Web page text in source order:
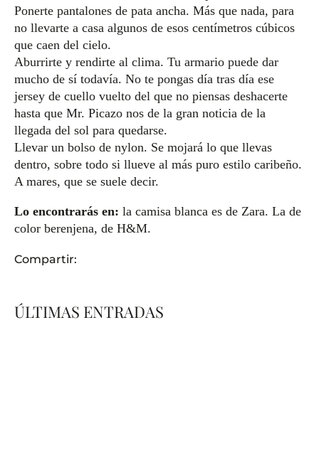
Ponerte pantalones de pata ancha. Más que nada, para
no llevarte a casa algunos de esos centímetros cúbicos
que caen del cielo.
Aburrirte y rendirte al clima. Tu armario puede dar
mucho de sí todavía. No te pongas día tras día ese
jersey de cuello vuelto del que no piensas deshacerte
hasta que Mr. Picazo nos de la gran noticia de la
llegada del sol para quedarse.
Llevar un bolso de nylon. Se mojará lo que llevas
dentro, sobre todo si llueve al más puro estilo caribeño.
A mares, que se suele decir.
Lo encontrarás en: la camisa blanca es de Zara. La de
color berenjena, de H&M.
Compartir:
ÚLTIMAS ENTRADAS